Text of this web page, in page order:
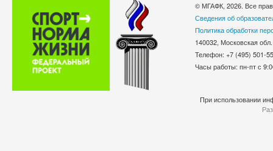
© МГАФК, 2026. Все
Сведения об
Политика обработки
140032, Московская
Телефон: +7 (495)
Часы работы: пн-пт с
При использовании